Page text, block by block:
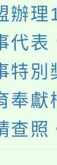
辦理
代
特別
奉獻
查照